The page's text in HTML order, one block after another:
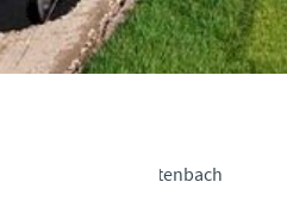
Erschliessung dietenbach